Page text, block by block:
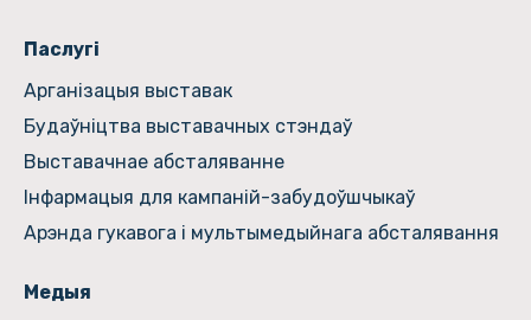
Паслугі
Арганізацыя выставак
Будаўніцтва выставачных стэндаў
Выставачнае абсталяванне
Інфармацыя для кампаній-забудоўшчыкаў
Арэнда гукавога і мультымедыйнага абсталявання
Медыя